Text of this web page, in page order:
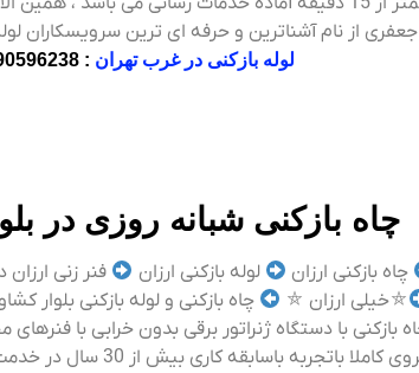
از نام آشناترین و حرفه ای ترین سرویسکاران
لوله بازکنی در غرب تهران : 09190596238
چاه بازکنی شبانه روزی در
چاه بازکنی ارزان لوله بازکنی ارزان
فنر زنی ارزان
⛤خیلی ارزان ⛤ چاه بازکنی و لوله بازکنی بلوار کشاورز ۱۰۰%
بازکنی با دستگاه ژنراتور برقی بدون خرابی با
باسابقه کاری بیش از 30 سال در خدمت شهروندان بلوارکشاورز می باشیم !